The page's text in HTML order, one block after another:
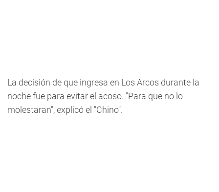
La decisión de que ingresa en Los Arcos durante la
noche fue para evitar el acoso. "Para que no lo
molestaran", explicó el "Chino".